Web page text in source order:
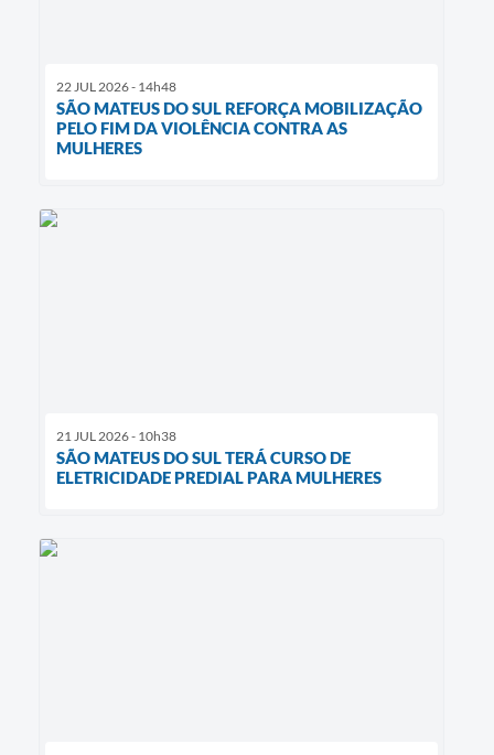
22 JUL 2026 - 14h48
SÃO MATEUS DO SUL REFORÇA MOBILIZAÇÃO
PELO FIM DA VIOLÊNCIA CONTRA AS
MULHERES
21 JUL 2026 - 10h38
SÃO MATEUS DO SUL TERÁ CURSO DE
ELETRICIDADE PREDIAL PARA MULHERES